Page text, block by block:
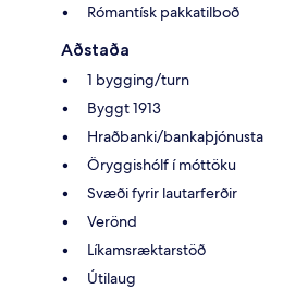
Rómantísk pakkatilboð
Aðstaða
1 bygging/turn
Byggt 1913
Hraðbanki/bankaþjónusta
Öryggishólf í móttöku
Svæði fyrir lautarferðir
Verönd
Líkamsræktarstöð
Útilaug